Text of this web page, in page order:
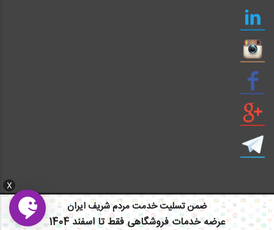
X
ضمن تسلیت خدمت مردم شریف ایران
عرضه خدمات فروشگاهی فقط تا اسفند 1404
ایمیل: info civil808.com | ایمیل: saze808 gmail.com